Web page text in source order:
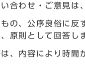
合わせ・ご意見は
の、公序良俗に
原則として回答し
、内容により時間